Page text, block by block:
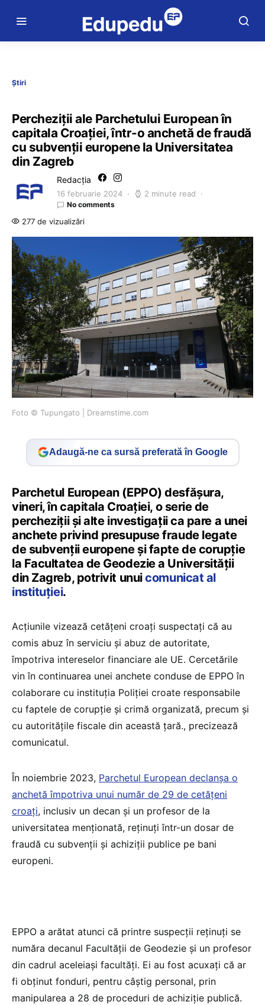
Știri
Percheziții ale Parchetului European în
capitala Croației, într-o anchetă de fraudă
cu subvenții europene la Universitatea
din Zagreb
Redacția
16 februarie 2024 2 minute read
No comments
277 de vizualizări
Foto © Tupungato | Dreamstime.com
Adaugă-ne ca sursă preferată în Google
Parchetul European (EPPO) desfășura,
vineri, în capitala Croației, o serie de
percheziții și alte investigații ca pare a unei
anchete privind presupuse fraude legate
de subvenții europene și fapte de corupție
la Facultatea de Geodezie a Universității
din Zagreb, potrivit unuicomunicat al
instituției.
Acțiunile vizează cetățeni croați suspectați că au
comis abuz în serviciu și abuz de autoritate,
împotriva intereselor financiare ale UE. Cercetările
vin în continuarea unei anchete conduse de EPPO în
colaborare cu instituția Poliției croate responsabile
cu faptele de corupție și crimă organizată, precum și
cu autoritățile fiscale din această țară., precizează
comunicatul.
În noiembrie 2023, Parchetul European declanșa o
anchetă împotriva unui număr de 29 de cetățeni
croați, inclusiv un decan și un profesor de la
universitatea menționată, reținuți într-un dosar de
fraudă cu subvenții și achiziții publice pe bani
europeni.
EPPO a arătat atunci că printre suspecții reținuți se
număra decanul Facultății de Geodezie și un profesor
din cadrul aceleiași facultăți. Ei au fost acuxați că ar
fi obținut fonduri, pentru câștig personal, prin
manipularea a 28 de proceduri de achiziție publică.